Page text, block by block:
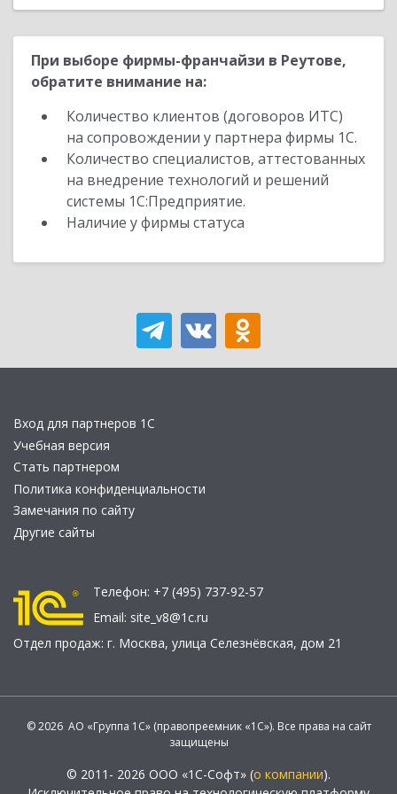
При выборе фирмы-франчайзи в Реутове,
обратите внимание на:
Количество клиентов (договоров ИТС)
на сопровождении у партнера фирмы 1С.
Количество специалистов, аттестованных
на внедрение технологий и решений
системы 1С:Предприятие.
Наличие у фирмы статуса
Вход для партнеров 1С
Учебная версия
Стать партнером
Политика конфиденциальности
Замечания по сайту
Другие сайты
Телефон: +7 (495) 737-92-57
Email: site_v8@1c.ru
Отдел продаж: г. Москва, улица Селезнёвская, дом 21
© 2026 АО «Группа 1С» (правопреемник «1С»). Все права на сайт
защищены
© 2011- 2026 ООО «1С-Софт» (о компании).